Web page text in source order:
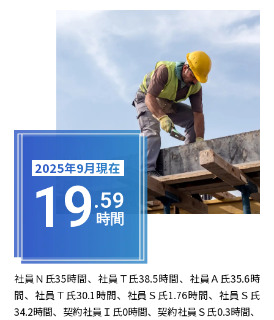
2025年9月現在
19.59
時間
社員Ｎ氏35時間、社員Ｔ氏38.5時間、社員Ａ氏35.6時
間、社員Ｔ氏30.1時間、社員Ｓ氏1.76時間、社員Ｓ氏
34.2時間、契約社員Ｉ氏0時間、契約社員Ｓ氏0.3時間、